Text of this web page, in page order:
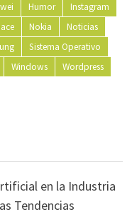
Humor
Instagram
Nokia
Noticias
Sistema Operativo
Windows
Wordpress
en la Industria
Tendencias